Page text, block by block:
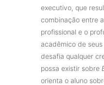
executivo, que
combinação entre
profissional e o
acadêmico de
desafia qualquer
possa existir sobre
orienta o aluno